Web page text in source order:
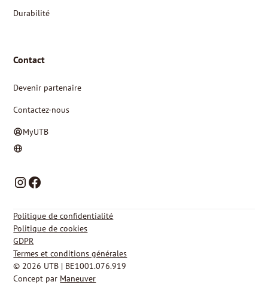
Durabilité
Contact
Devenir partenaire
Contactez-nous
MyUTB
© 2026 UTB | BE1001.076.919
Politique de confidentialité
Politique de cookies
GDPR
Termes et conditions générales
Concept par Maneuver